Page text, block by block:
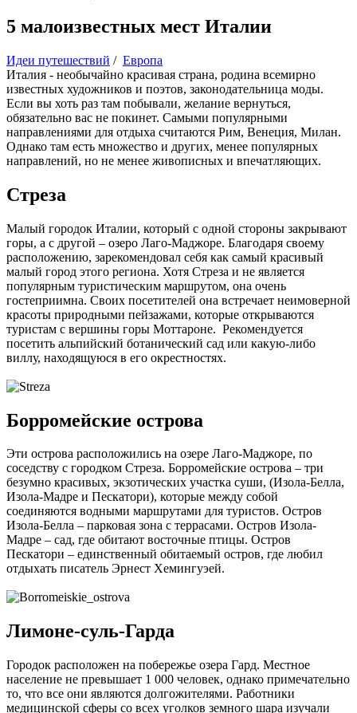
5 малоизвестных мест Италии
Идеи путешествий / Европа
Италия - необычайно красивая страна, родина всемирно
известных художников и поэтов, законодательница моды.
Если вы хоть раз там побывали, желание вернуться,
обязательно вас не покинет. Самыми популярными
направлениями для отдыха считаются Рим, Венеция, Милан.
Однако там есть множество и других, менее популярных
направлений, но не менее живописных и впечатляющих.
Стреза
Малый городок Италии, который с одной стороны закрывают
горы, а с другой – озеро Лаго-Маджоре. Благодаря своему
расположению, зарекомендовал себя как самый красивый
малый город этого региона. Хотя Стреза и не является
популярным туристическим маршрутом, она очень
гостеприимна. Своих посетителей она встречает неимоверной
красоты природными пейзажами, которые открываются
туристам с вершины горы Моттароне. Рекомендуется
посетить альпийский ботанический сад или какую-либо
виллу, находящуюся в его окрестностях.
Борромейские острова
Эти острова расположились на озере Лаго-Маджоре, по
соседству с городком Стреза. Борромейские острова – три
безумно красивых, экзотических участка суши, (Изола-Белла,
Изола-Мадре и Пескатори), которые между собой
соединяются водными маршрутами для туристов. Остров
Изола-Белла – парковая зона с террасами. Остров Изола-
Мадре – сад, где обитают восточные птицы. Остров
Пескатори – единственный обитаемый остров, где любил
отдыхать писатель Эрнест Хемингуэей.
Лимоне-суль-Гарда
Городок расположен на побережье озера Гард. Местное
население не превышает 1 000 человек, однако примечательно
то, что все они являются долгожителями. Работники
медицинской сферы со всех уголков земного шара изучали